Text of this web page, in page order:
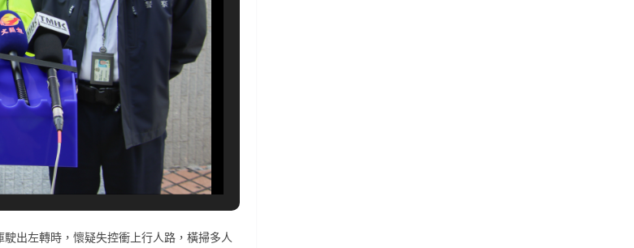
出左轉時，懷疑失控衝上行人路，橫掃多人